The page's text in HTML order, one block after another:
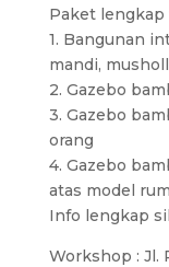
Paket
1. Bangunan
mandi,
2. Gazebo
3. Gazebo
orang
4. Gazebo
atas model
Info lengkap
Workshop : Jl.